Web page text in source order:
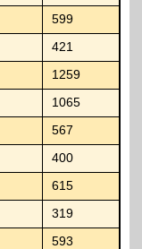
599
421
1259
1065
567
400
615
319
593